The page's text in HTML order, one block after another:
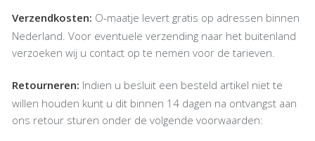
Verzendkosten: O-maatje levert gratis op adressen binnen
Nederland. Voor eventuele verzending naar het buitenland
verzoeken wij u contact op te nemen voor de tarieven.
Retourneren: Indien u besluit een besteld artikel niet te
willen houden kunt u dit binnen 14 dagen na ontvangst aan
ons retour sturen onder de volgende voorwaarden: